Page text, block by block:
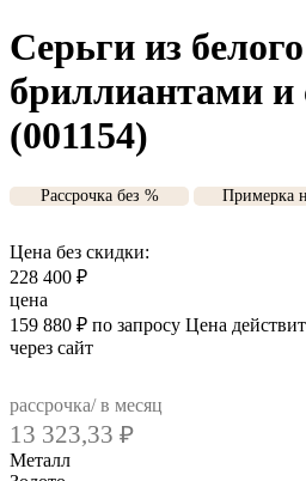
Серьги из
бриллиантами
(001154)
Рассрочка без % Примерка
Цена без скидки:
228 400 ₽
цена
159 880 ₽ по запросу Цена
через сайт
рассрочка/ в месяц
13 323,33 ₽
Металл